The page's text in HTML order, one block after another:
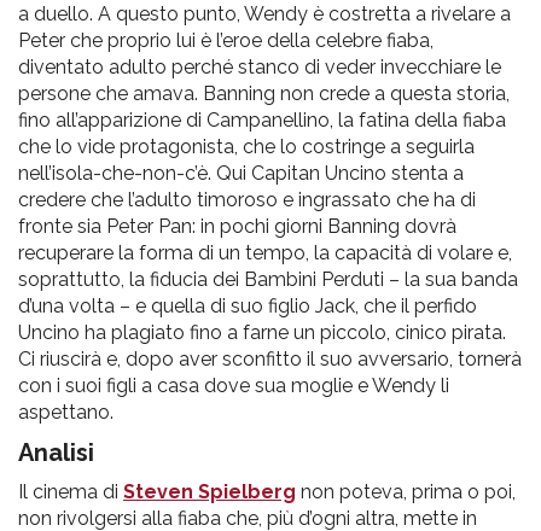
a duello. A questo punto, Wendy è costretta a rivelare a
Peter che proprio lui è l’eroe della celebre fiaba,
diventato adulto perché stanco di veder invecchiare le
persone che amava. Banning non crede a questa storia,
fino all’apparizione di Campanellino, la fatina della fiaba
che lo vide protagonista, che lo costringe a seguirla
nell’isola-che-non-c’è. Qui Capitan Uncino stenta a
credere che l’adulto timoroso e ingrassato che ha di
fronte sia Peter Pan: in pochi giorni Banning dovrà
recuperare la forma di un tempo, la capacità di volare e,
soprattutto, la fiducia dei Bambini Perduti – la sua banda
d’una volta – e quella di suo figlio Jack, che il perfido
Uncino ha plagiato fino a farne un piccolo, cinico pirata.
Ci riuscirà e, dopo aver sconfitto il suo avversario, tornerà
con i suoi figli a casa dove sua moglie e Wendy li
aspettano.
Analisi
Il cinema di Steven Spielberg non poteva, prima o poi,
non rivolgersi alla fiaba che, più d’ogni altra, mette in